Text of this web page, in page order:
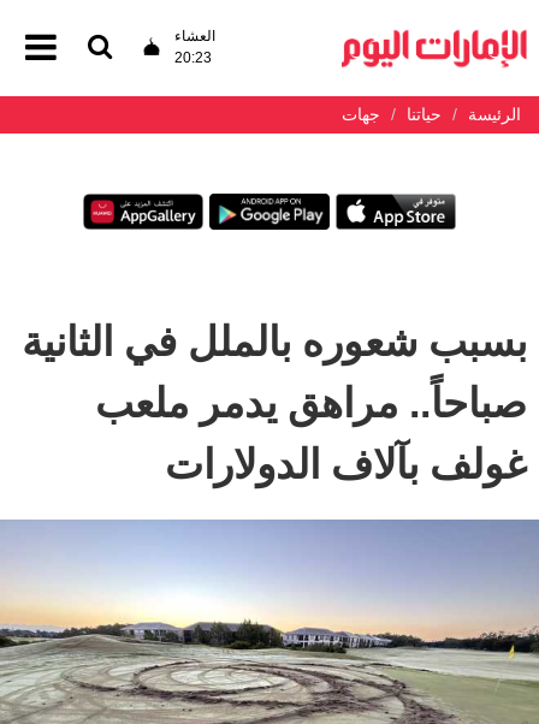
العشاء
20:23
الرئيسة حياتنا جهات
بسبب شعوره بالملل في الثانية
صباحاً.. مراهق يدمر ملعب
غولف بآلاف الدولارات